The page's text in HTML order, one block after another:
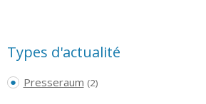
Types d'actualité
Presseraum (2)